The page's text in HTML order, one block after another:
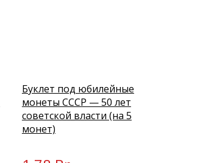
Буклет под юбилейные
монеты СССР — 50 лет
советской власти (на 5
монет)